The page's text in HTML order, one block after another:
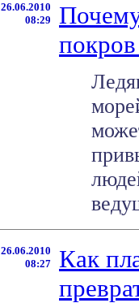
26.06.2010
08:29
26.06.2010
08:27
Как